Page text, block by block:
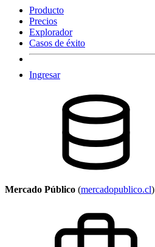
Producto
Precios
Explorador
Casos de éxito
Ingresar
Mercado Público (mercadopublico.cl)